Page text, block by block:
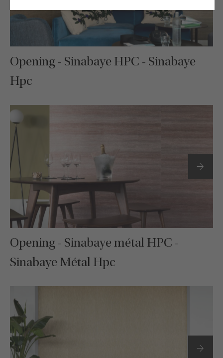
Opening - Sinabaye HPC - Sinabaye
Hpc
Opening - Sinabaye métal HPC -
Sinabaye Métal Hpc